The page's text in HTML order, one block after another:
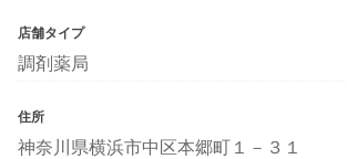
店舗タイプ
調剤薬局
住所
神奈川県横浜市中区本郷町１－３１